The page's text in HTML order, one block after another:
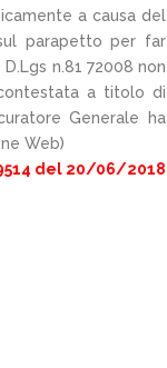
a causa del
parapetto per far
n.81 72008 non
a titolo di
Generale ha
Web)
del 20/06/2018